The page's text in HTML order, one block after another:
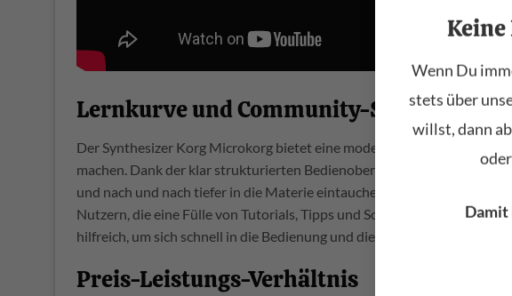
Wenn Du
stets über
willst, dann
Damit
Lernkurve und Community-Support
Der Synthesizer Korg Microkorg bietet eine moderate Lernkurve, die
machen. Dank der klar strukturierten Bedienoberfläche können die
und nach und nach tiefer in die Materie eintauchen. Darüber hinaus
Nutzern, die eine Fülle von Tutorials, Tipps und Sound-Presets teilen.
hilfreich, um sich schnell in die Bedienung und die Möglichkeiten des
Preis-Leistungs-Verhältnis